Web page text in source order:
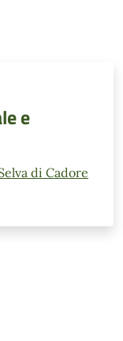
e
di Cadore